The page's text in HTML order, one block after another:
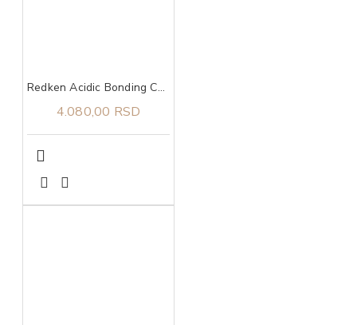
Redken Acidic Bonding Curls hidratantna krema za kovrdže 250 ml
4.080,00 RSD